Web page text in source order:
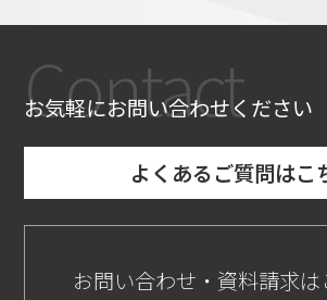
Contact
お気軽にお問い合わせください
よくあるご質問はこ
お問い合わせ・資料請求は